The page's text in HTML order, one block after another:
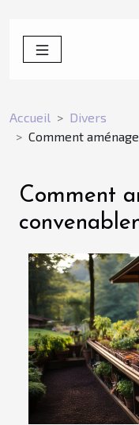
Accueil
Divers
Comment
Comment